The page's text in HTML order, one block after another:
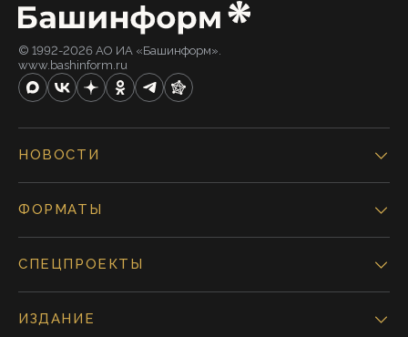
© 1992-2026 АО ИА «Башинформ».
www.bashinform.ru
НОВОСТИ
ФОРМАТЫ
СПЕЦПРОЕКТЫ
ИЗДАНИЕ